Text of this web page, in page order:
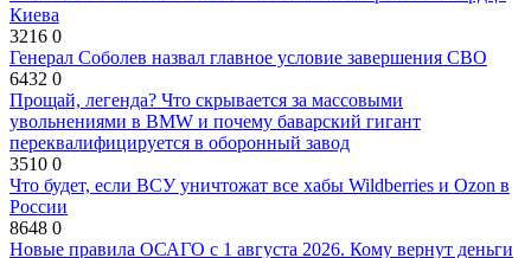
Киева
3216 0
Генерал Соболев назвал главное условие завершения СВО
6432 0
Прощай, легенда? Что скрывается за массовыми
увольнениями в BMW и почему баварский гигант
переквалифицируется в оборонный завод
3510 0
Что будет, если ВСУ уничтожат все хабы Wildberries и Ozon в
России
8648 0
Новые правила ОСАГО с 1 августа 2026. Кому вернут деньги